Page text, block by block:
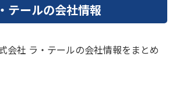
テールの会社情報
会社 ラ・テールの会社情報をまとめ